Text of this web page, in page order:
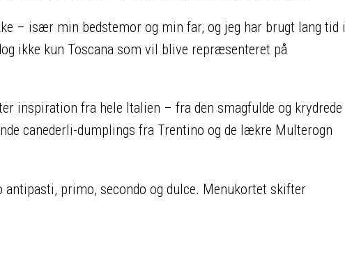
– især min bedstemor og min far, og jeg har brugt lang tid i
ikke kun Toscana som vil blive repræsenteret på
inspiration fra hele Italien – fra den smagfulde og krydrede
canederli-dumplings fra Trentino og de lækre Multerogn
primo, secondo og dulce. Menukortet skifter